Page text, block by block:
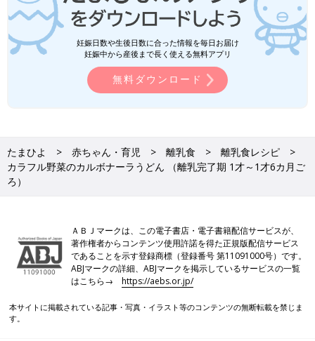
れる量・かたさなどには個人差があるので、その子に合ったペー
スで進めましょう。なお、食物アレルギーと診断されている場合
は、医師の指導、指示に従ってください。
●だし汁や野菜スープ、水、湯などの水分量は出来上がり量を目
安にしています。使う鍋の大きさや火力、食材に含まれる水分量
などによって、途中で水分がたりなくなるような場合は、適宜水
●だし汁、野菜スープなどは手作りかベビーフードを使ってくだ
さい。
●湯で溶いた粉ミルクは、粉ミルク缶に記載された指示どおりに
●材料内の鶏卵はMサイズ、じゃがいもやトマトなどの野菜は中
玉が基本です。計量は1カップ＝200mL、大さじ1＝15mL、小さ
じ1＝5mLが基本です。グラム表記は標準サイズの食材で算出し
たものです。
●食材は皮をむく、へた・すじを取り除く、種やわた・芯・骨を
取り除くなどの下ごしらえが済んだものを使用しています。
●1回の食事で食べさせる初めての食材は1種類とし、食物アレル
妊娠日数や生後日数に合った情報を毎日お届け
妊娠中から産後まで長く使える無料アプリ
無料ダウンロード
たまひよ 赤ちゃん・育児 離乳食
離乳食レシピ
カラフル野菜のカルボナーラうどん （離乳完了期 1才～1才6カ月ご
ろ）
ＡＢＪマークは、この電子書店・電子書籍配信サービスが、
著作権者からコンテンツ使用許諾を得た正規版配信サービス
であることを示す登録商標（登録番号 第11091000号）です。
ABJマークの詳細、ABJマークを掲示しているサービスの一覧
はこちら→https://aebs.or.jp/
本サイトに掲載されている記事・写真・イラスト等のコンテンツの無断転載を禁じま
す。